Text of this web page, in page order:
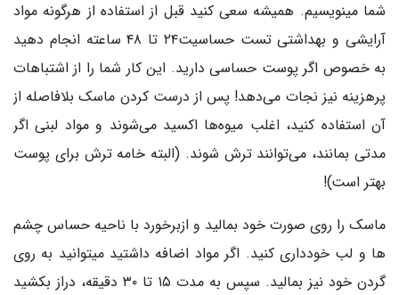
شما مینویسیم. همیشه سعی کنید قبل از استفاده از هرگونه مواد
آرایشی و بهداشتی تست حساسیت۲۴ تا ۴۸ ساعته انجام دهید
به خصوص اگر پوست حساسی دارید. این کار شما را از اشتباهات
پرهزینه نیز نجات می‌دهد! پس از درست کردن ماسک بلافاصله از
آن استفاده کنید، اغلب میوه‌ها اکسید می‌شوند و مواد لبنی اگر
مدتی بمانند، می‌توانند ترش شوند. (البته خامه ترش برای پوست
بهتر است)!
ماسک را روی صورت خود بمالید و ازبرخورد با ناحیه حساس چشم
ها و لب‌ خودداری کنید. اگر مواد اضافه داشتید میتوانید به روی
گردن خود نیز بمالید. سپس به مدت ۱۵ تا ۳۰ دقیقه، دراز بکشید